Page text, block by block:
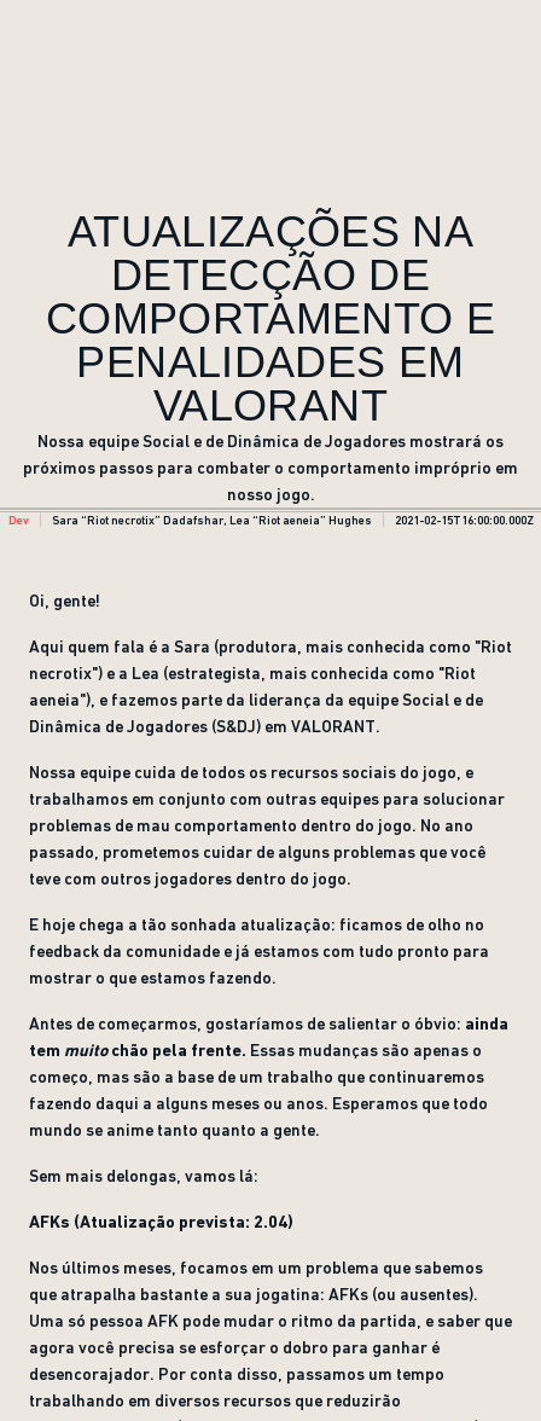
ATUALIZAÇÕES NA
DETECÇÃO DE
COMPORTAMENTO E
PENALIDADES EM
VALORANT
Nossa equipe Social e de Dinâmica de Jogadores mostrará os
próximos passos para combater o comportamento impróprio em
nosso jogo.
Dev Sara “Riot necrotix” Dadafshar, Lea “Riot aeneia” Hughes 2021-02-15T16:00:00.000Z
Oi, gente!
Aqui quem fala é a Sara (produtora, mais conhecida como "Riot
necrotix") e a Lea (estrategista, mais conhecida como "Riot
aeneia"), e fazemos parte da liderança da equipe Social e de
Dinâmica de Jogadores (S&DJ) em VALORANT.
Nossa equipe cuida de todos os recursos sociais do jogo, e
trabalhamos em conjunto com outras equipes para solucionar
problemas de mau comportamento dentro do jogo. No ano
passado, prometemos cuidar de alguns problemas que você
teve com outros jogadores dentro do jogo.
E hoje chega a tão sonhada atualização: ficamos de olho no
feedback da comunidade e já estamos com tudo pronto para
mostrar o que estamos fazendo.
Antes de começarmos, gostaríamos de salientar o óbvio: ainda
tem muitochão pela frente. Essas mudanças são apenas o
começo, mas são a base de um trabalho que continuaremos
fazendo daqui a alguns meses ou anos. Esperamos que todo
mundo se anime tanto quanto a gente.
Sem mais delongas, vamos lá:
AFKs (Atualização prevista: 2.04)
Nos últimos meses, focamos em um problema que sabemos
que atrapalha bastante a sua jogatina: AFKs (ou ausentes).
Uma só pessoa AFK pode mudar o ritmo da partida, e saber que
agora você precisa se esforçar o dobro para ganhar é
desencorajador. Por conta disso, passamos um tempo
trabalhando em diversos recursos que reduzirão